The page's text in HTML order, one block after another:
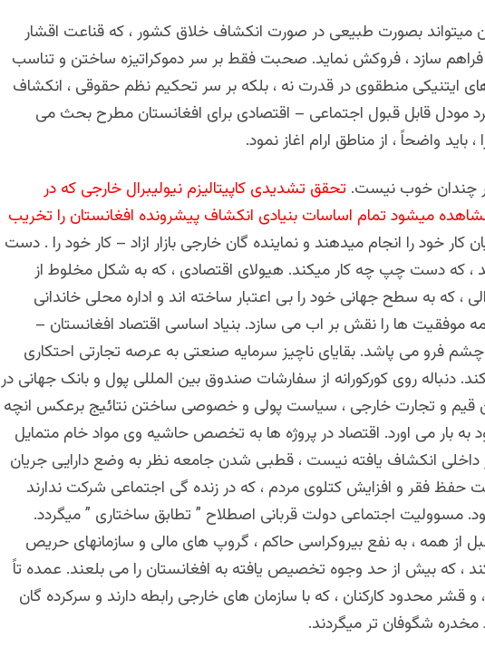
میتواند بصورت طبیعی در صورت انکشاف خلاق کشور ، که قناعت اقشار
سازد ، فروکش نماید. صحبت فقط بر سر دموکراتیزه ساختن و تناسب
ایتنیکی منطقوی در قدرت نه ، بلکه بر سر تحکیم نظم حقوقی ، انکشاف
مودل قابل قبول اجتماعی – اقتصادی برای افغانستان مطرح بحث می
، باید واضحاً ، از مناطق ارام اغاز نمود.
چندان خوب نیست. تحقق تشدیدی کاپیتالیزم نیولیبرال خارجی که در
میشود تمام اساسات بنیادی انکشاف پیشرونده افغانستان را تخریب
کار خود را انجام میدهند و نماینده گان خارجی بازار ازاد – کار خود را . دست
، که دست چپ چه کار میکند. هیولای اقتصادی ، که به شکل مخلوط از
، که به سطح جهانی خود را بی اعتبار ساخته اند و اداره محلی خاندانی
موفقیت ها را نقش بر اب می سازد. بنیاد اساسی اقتصاد افغانستان –
چشم فرو می پاشد. بقایای ناچیز سرمایه صنعتی به عرصه تجارتی احتکاری
دنباله روی کورکورانه از سفارشات صندوق بین المللی پول و بانک جهانی در
قیم و تجارت خارجی ، سیاست پولی و خصوصی ساختن نتائیج برعکس انچه
به بار می اورد. اقتصاد در پروژه ها به تخصص حاشیه وی مواد خام متمایل
داخلی انکشاف یافته نیست ، قطبی شدن جامعه نظر به وضع دارایی جریان
حفظ فقر و افزایش کتلوی مردم ، که در زنده گی اجتماعی شرکت ندارند
مسوولیت اجتماعی دولت قربانی اصطلاح ” تطابق ساختاری ” میگردد.
از همه ، به نفع بیروکراسی حاکم ، گروپ های مالی و سازمانهای حریص
، که بیش از حد وجوه تخصیص یافته به افغانستان را می بلعند. عمده تاً
و قشر محدود کارکنان ، که با سازمان های خارجی رابطه دارند و سرکرده گان
مخدره شگوفان تر میگردند.